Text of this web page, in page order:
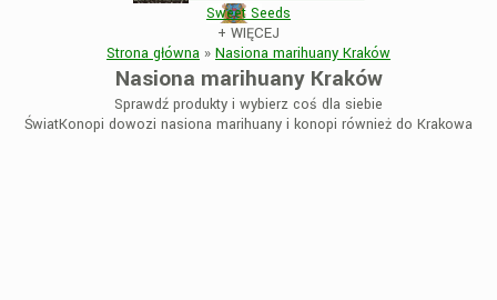
Sweet Seeds
+ WIĘCEJ
Strona główna » Nasiona marihuany Kraków
Nasiona marihuany Kraków
Sprawdź produkty i wybierz coś dla siebie
ŚwiatKonopi dowozi nasiona marihuany i konopi również do Krakowa